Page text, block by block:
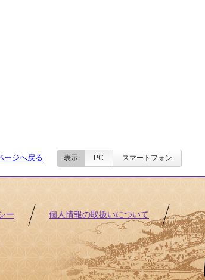
ージへ戻る 表示 PC スマートフォン
ー 個人情報の取扱いについて